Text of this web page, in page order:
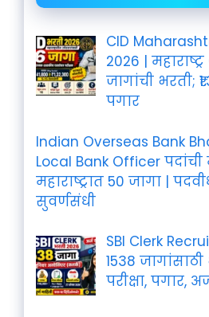
CID
2026 |
जागांची भरती;
पगार
Indian Overseas Bank
Local Bank Officer
महाराष्ट्रात 50 जागा |
सुवर्णसंधी
SBI Clerk
1538 जागांसाठी
परीक्षा, पगार,